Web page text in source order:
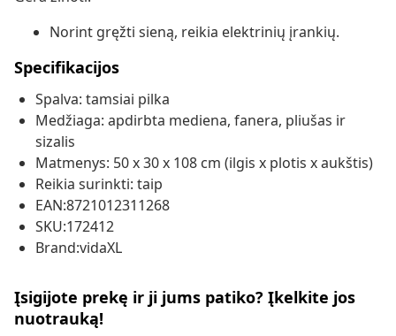
Norint gręžti sieną, reikia elektrinių įrankių.
Specifikacijos
Spalva: tamsiai pilka
Medžiaga: apdirbta mediena, fanera, pliušas ir
sizalis
Matmenys: 50 x 30 x 108 cm (ilgis x plotis x aukštis)
Reikia surinkti: taip
EAN:8721012311268
SKU:172412
Brand:vidaXL
Įsigijote prekę ir ji jums patiko? Įkelkite jos
nuotrauką!